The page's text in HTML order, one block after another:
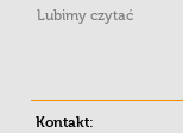
Lubimy czytać
Kontakt: